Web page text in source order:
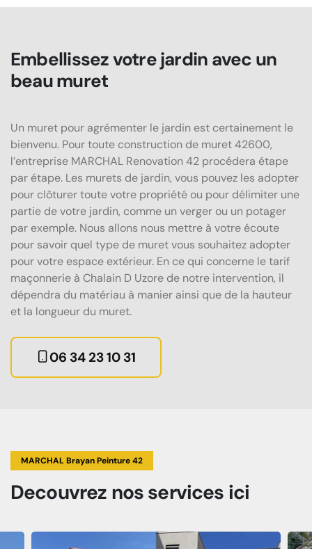
Embellissez votre jardin avec un
beau muret
Un muret pour agrémenter le jardin est certainement le
bienvenu. Pour toute construction de muret 42600,
l’entreprise MARCHAL Renovation 42 procédera étape
par étape. Les murets de jardin, vous pouvez les adopter
pour clôturer toute votre propriété ou pour délimiter une
partie de votre jardin, comme un verger ou un potager
par exemple. Nous allons nous mettre à votre écoute
pour savoir quel type de muret vous souhaitez adopter
pour votre espace extérieur. En ce qui concerne le tarif
maçonnerie à Chalain D Uzore de notre intervention, il
dépendra du matériau à manier ainsi que de la hauteur
et la longueur du muret.
06 34 23 10 31
MARCHAL Brayan Peinture 42
Decouvrez nos services ici